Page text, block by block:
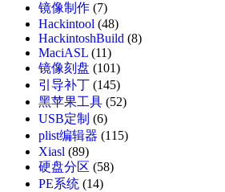
镜像制作 (7)
Hackintool (48)
HackintoshBuild (8)
MaciASL (11)
镜像刻盘 (101)
引导补丁 (145)
黑苹果工具 (52)
USB定制 (6)
plist编辑器 (115)
Xiasl (89)
硬盘分区 (58)
PE系统 (14)